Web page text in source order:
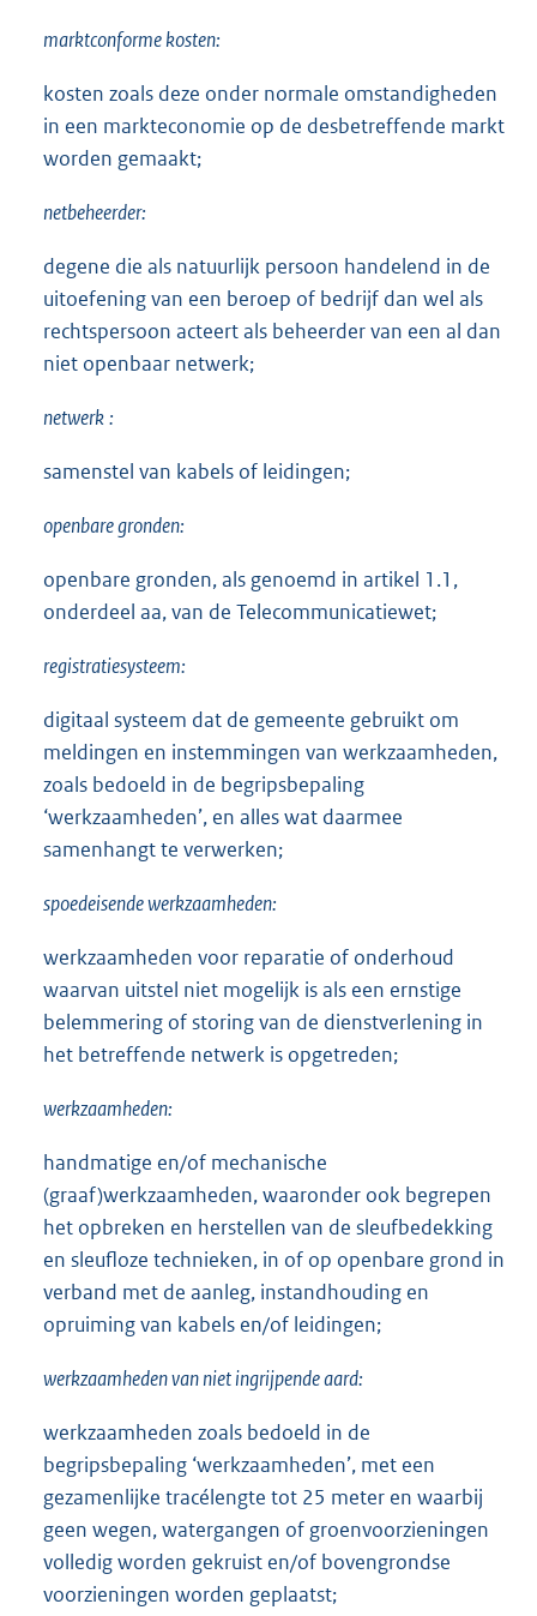
marktconforme kosten:
kosten zoals deze onder normale omstandigheden
in een markteconomie op de desbetreffende markt
worden gemaakt;
netbeheerder:
degene die als natuurlijk persoon handelend in de
uitoefening van een beroep of bedrijf dan wel als
rechtspersoon acteert als beheerder van een al dan
niet openbaar netwerk;
netwerk:
samenstel van kabels of leidingen;
openbare gronden:
openbare gronden, als genoemd in artikel 1.1,
onderdeel aa, van de Telecommunicatiewet;
registratiesysteem:
digitaal systeem dat de gemeente gebruikt om
meldingen en instemmingen van werkzaamheden,
zoals bedoeld in de begripsbepaling
‘werkzaamheden’, en alles wat daarmee
samenhangt te verwerken;
spoedeisende werkzaamheden:
werkzaamheden voor reparatie of onderhoud
waarvan uitstel niet mogelijk is als een ernstige
belemmering of storing van de dienstverlening in
het betreffende netwerk is opgetreden;
werkzaamheden:
handmatige en/of mechanische
(graaf)werkzaamheden, waaronder ook begrepen
het opbreken en herstellen van de sleufbedekking
en sleufloze technieken, in of op openbare grond in
verband met de aanleg, instandhouding en
opruiming van kabels en/of leidingen;
werkzaamheden van niet ingrijpende aard:
werkzaamheden zoals bedoeld in de
begripsbepaling ‘werkzaamheden’, met een
gezamenlijke tracélengte tot 25 meter en waarbij
geen wegen, watergangen of groenvoorzieningen
volledig worden gekruist en/of bovengrondse
voorzieningen worden geplaatst;